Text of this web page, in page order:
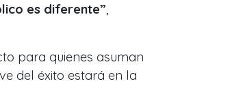
es diferente”
para quienes asuman
del éxito estará en la